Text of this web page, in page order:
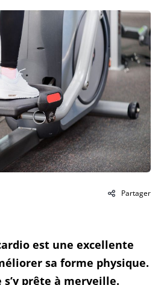
est une excellente
sa forme physique.
prête à merveille.
Partager